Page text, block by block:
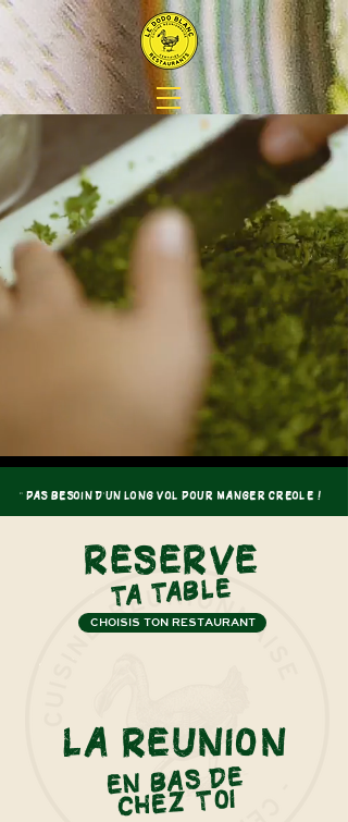
" PAS BESOIN D'UN LONG VOL POUR MANGER CREOLE !
"
RESERVE
ta table
CHOISIS TON RESTAURANT
LA REUNION
EN BAS DE
CHEZ TOI